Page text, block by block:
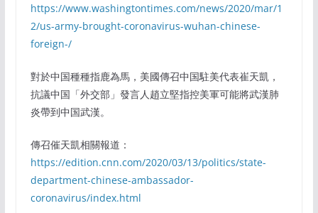
https://www.washingtontimes.com/news/2020/mar/1
2/us-army-brought-coronavirus-wuhan-chinese-
foreign-/
對於中国種種指鹿為馬，美國傳召中国駐美代表崔天凱，
抗議中国「外交部」發言人趙立堅指控美軍可能將武漢肺
炎帶到中国武漢。
傳召催天凱相關報道：
https://edition.cnn.com/2020/03/13/politics/state-
department-chinese-ambassador-
coronavirus/index.html